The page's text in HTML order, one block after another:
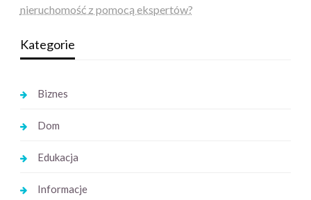
nieruchomość z pomocą ekspertów?
Kategorie
Biznes
Dom
Edukacja
Informacje